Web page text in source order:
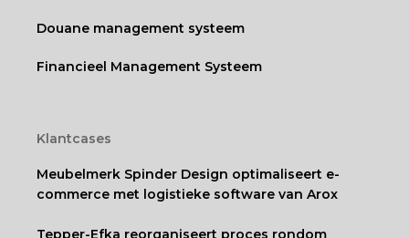
Douane management systeem
Financieel Management Systeem
Klantcases
Meubelmerk Spinder Design optimaliseert e-
commerce met logistieke software van Arox
Tepper-Efka reorganiseert proces rondom